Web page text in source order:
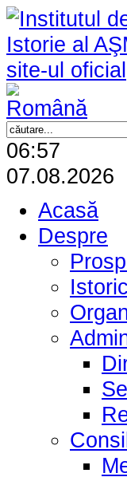
06:57
07.08.2026
Acasă
Despre
Istoric